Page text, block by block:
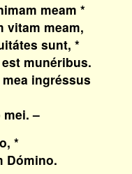
meam *
meam,
sunt, *
munéribus.
ingréssus
–
*